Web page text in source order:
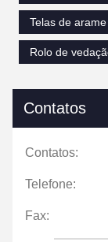
Telas de
Rolo de
Contatos
Contatos:
Telefone:
Fax: